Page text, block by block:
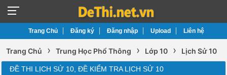
Trang Chủ Đăng ký Đăng nhập Upload Liên hệ
Trang Chủ › Trung Học Phổ Thông › Lớp 10 › Lịch Sử 10
ĐỀ THI LỊCH SỬ 10, ĐỀ KIỂM TRA LỊCH SỬ 10